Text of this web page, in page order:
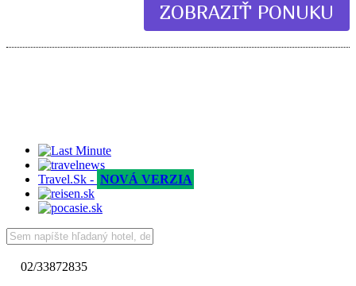
ZOBRAZIŤ PONUKU
Travel.Sk - NOVÁ VERZIA
02/33872835